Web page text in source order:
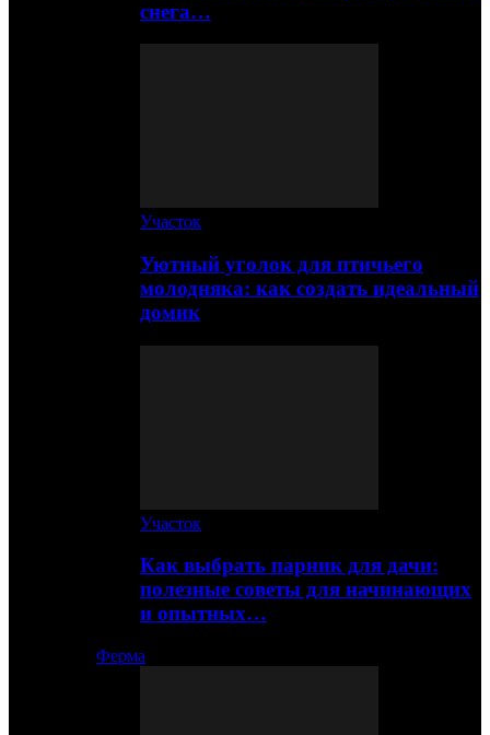
снега…
Участок
Уютный уголок для птичьего
молодняка: как создать идеальный
домик
Участок
Как выбрать парник для дачи:
полезные советы для начинающих
и опытных…
Ферма